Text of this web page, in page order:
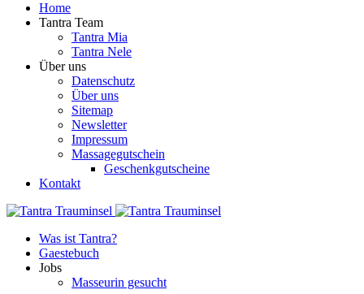
Home
Tantra Team
Tantra Mia
Tantra Nele
Über uns
Datenschutz
Über uns
Sitemap
Newsletter
Impressum
Massagegutschein
Geschenkgutscheine
Kontakt
Was ist Tantra?
Gaestebuch
Jobs
Masseurin gesucht